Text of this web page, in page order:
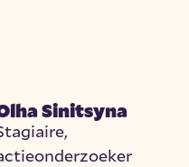
Sinitsyna